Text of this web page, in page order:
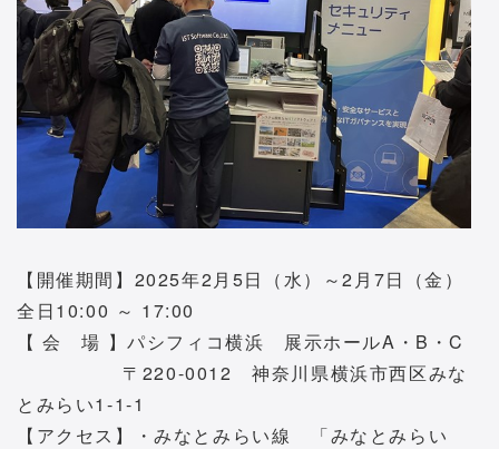
【開催期間】2025年2月5日（水）～2月7日（金）
全日10:00 ～ 17:00
【 会 場 】パシフィコ横浜 展示ホールA・B・C
〒220-0012 神奈川県横浜市西区みな
とみらい1-1-1
【アクセス】・みなとみらい線 「みなとみらい